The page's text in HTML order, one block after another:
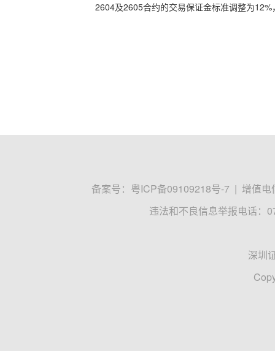
2604及2605合约的交易保证金标准调整为
备案号： 粤ICP备09109218号-7 | 增值电
违法和不良信息举报电话：
深圳